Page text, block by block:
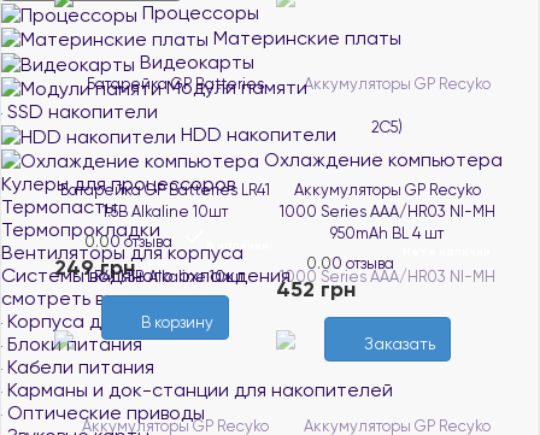
Процессоры
Материнские платы
Видеокарты
Модули памяти
SSD накопители
HDD накопители
Охлаждение компьютера
Кулеры для процессоров
Термопасты
Термопрокладки
Вентиляторы для корпуса
Системы водяного охлаждения
смотреть все
Корпуса для ПК
Блоки питания
Кабели питания
Карманы и док-станции для накопителей
Оптические приводы
Батарейка GP Batteries LR41
1.5B Alkaline 10шт
0.00 отзыва
249 грн
В корзину
Аккумуляторы GP Recyko
1000 Series AAA/HR03 NI-MH
950mAh BL 4 шт
0.00 отзыва
452 грн
Заказать